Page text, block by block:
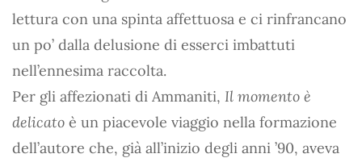
lettura con una spinta affettuosa e ci rinfrancano
un po’ dalla delusione di esserci imbattuti
nell’ennesima raccolta.
Per gli affezionati di Ammaniti, Il momento è
delicato è un piacevole viaggio nella formazione
dell’autore che, già all’inizio degli anni ’90, aveva